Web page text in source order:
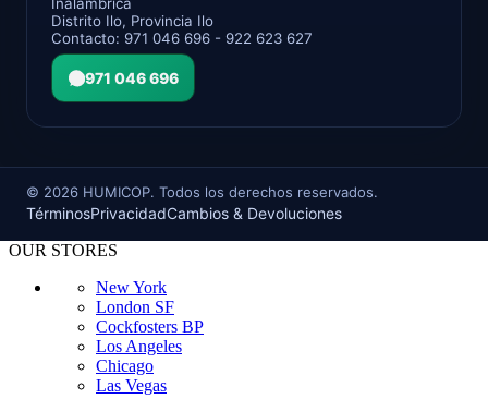
Inalámbrica
Distrito Ilo, Provincia Ilo
Contacto: 971 046 696 - 922 623 627
971 046 696
© 2026 HUMICOP. Todos los derechos reservados.
TérminosPrivacidadCambios & Devoluciones
OUR STORES
New York
London SF
Cockfosters BP
Los Angeles
Chicago
Las Vegas